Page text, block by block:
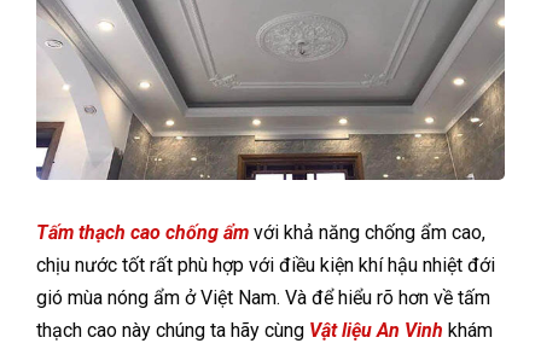
Tấm thạch cao chống ẩm với khả năng chống ẩm cao,
chịu nước tốt rất phù hợp với điều kiện khí hậu nhiệt đới
gió mùa nóng ẩm ở Việt Nam. Và để hiểu rõ hơn về tấm
thạch cao này chúng ta hãy cùng Vật liệu An Vinh khám